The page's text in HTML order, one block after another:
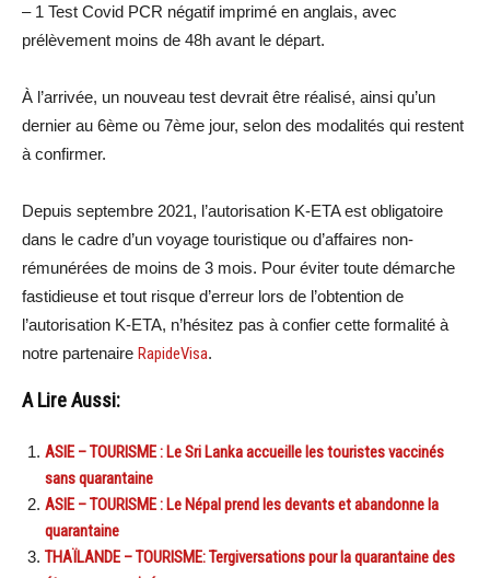
– 1 Test Covid PCR négatif imprimé en anglais, avec
prélèvement moins de 48h avant le départ.
À l’arrivée, un nouveau test devrait être réalisé, ainsi qu’un
dernier au 6ème ou 7ème jour, selon des modalités qui restent
à confirmer.
Depuis septembre 2021, l’autorisation K-ETA est obligatoire
dans le cadre d’un voyage touristique ou d’affaires non-
rémunérées de moins de 3 mois. Pour éviter toute démarche
fastidieuse et tout risque d’erreur lors de l’obtention de
l’autorisation K-ETA, n’hésitez pas à confier cette formalité à
notre partenaire RapideVisa.
A Lire Aussi:
ASIE – TOURISME : Le Sri Lanka accueille les touristes vaccinés
sans quarantaine
ASIE – TOURISME : Le Népal prend les devants et abandonne la
quarantaine
THAÏLANDE – TOURISME: Tergiversations pour la quarantaine des